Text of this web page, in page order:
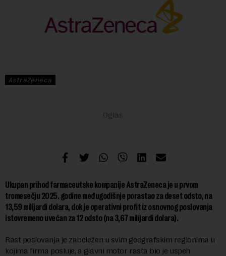
AstraZeneca
Ukupan prihod farmaceutske kompanije AstraZeneca je u prvom
tromesečju 2025. godine međugodišnje porastao za deset odsto, na
13,59 milijardi dolara, dok je operativni profit iz osnovnog poslovanja
istovremeno uvećan za 12 odsto (na 3,67 milijardi dolara).
Rast poslovanja je zabeležen u svim geografskim regionima u
kojima firma posluje, a glavni motor rasta bio je uspeh